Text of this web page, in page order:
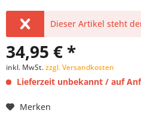
Dieser Artikel steht
34,95 € *
inkl. MwSt.zzgl. Versandkosten
Lieferzeit unbekannt / auf
Merken